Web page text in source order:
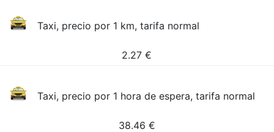
Taxi, precio por 1 km, tarifa normal
2.27 €
Taxi, precio por 1 hora de espera, tarifa normal
38.46 €